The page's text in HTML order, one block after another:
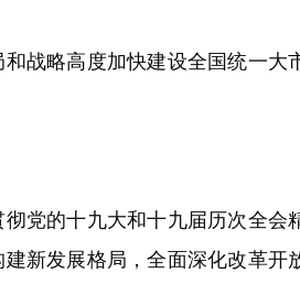
略高度加快建设全国统一大
的十九大和十九届历次全会
新发展格局，全面深化改革开